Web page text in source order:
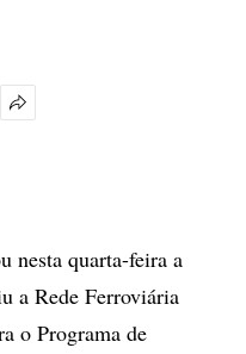
nesta quarta-feira a
a Rede Ferroviária
o Programa de